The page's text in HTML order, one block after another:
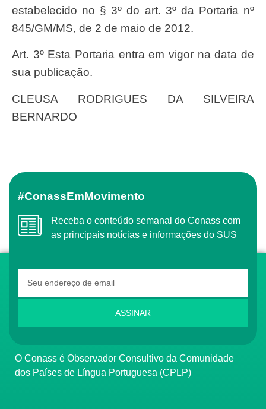
estabelecido no § 3º do art. 3º da Portaria nº
845/GM/MS, de 2 de maio de 2012.
Art. 3º Esta Portaria entra em vigor na data de
sua publicação.
CLEUSA RODRIGUES DA SILVEIRA
BERNARDO
#ConassEmMovimento
Receba o conteúdo semanal do Conass com
as principais notícias e informações do SUS
ASSINAR
O Conass é Observador Consultivo da Comunidade
dos Países de Língua Portuguesa (CPLP)